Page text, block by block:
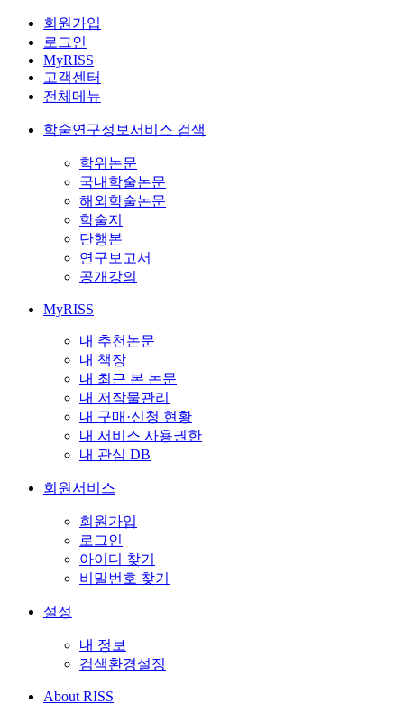
회원가입
로그인
MyRISS
고객센터
전체메뉴
학술연구정보서비스 검색
학위논문
국내학술논문
해외학술논문
학술지
단행본
연구보고서
공개강의
MyRISS
내 추천논문
내 책장
내 최근 본 논문
내 저작물관리
내 구매·신청 현황
내 서비스 사용권한
내 관심 DB
회원서비스
회원가입
로그인
아이디 찾기
비밀번호 찾기
설정
내 정보
검색환경설정
About RISS